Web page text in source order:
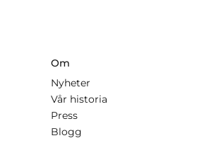
Om
Nyheter
Vår historia
Press
Blogg